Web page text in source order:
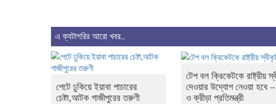
এ ক্যটাগরির আরো খবর..
পেটে ঢুকিয়ে ইয়াবা পাচারের
চেষ্টা,আটক গাজীপুরের তরুণী
টেপ বল ক্রিকেটকে রাষ্ট্রীয়
দেওয়ার উদ্যোগ নেওয়া হবে
ও ক্রীড়া প্রতিমন্ত্রী